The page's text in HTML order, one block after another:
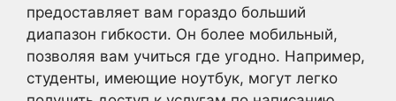
предоставляет вам гораздо больший
диапазон гибкости. Он более мобильный,
позволяя вам учиться где угодно. Например,
студенты, имеющие ноутбук, могут легко